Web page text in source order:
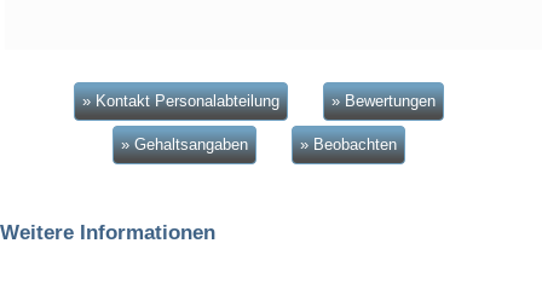
» Kontakt Personalabteilung » Bewertungen
» Gehaltsangaben » Beobachten
Weitere Informationen